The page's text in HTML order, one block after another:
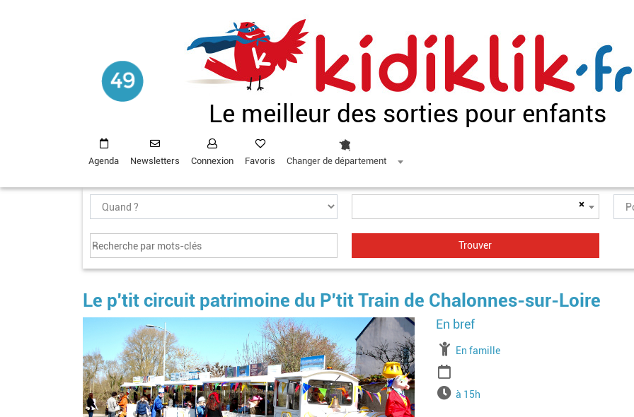
Le meilleur des sorties pour enfants
Agenda Newsletters Connexion Favoris Changer de département
×
Le p'tit circuit patrimoine du P'tit Train de Chalonnes-sur-Loire
Image
À partir de
En famille
Horaires
à 15h